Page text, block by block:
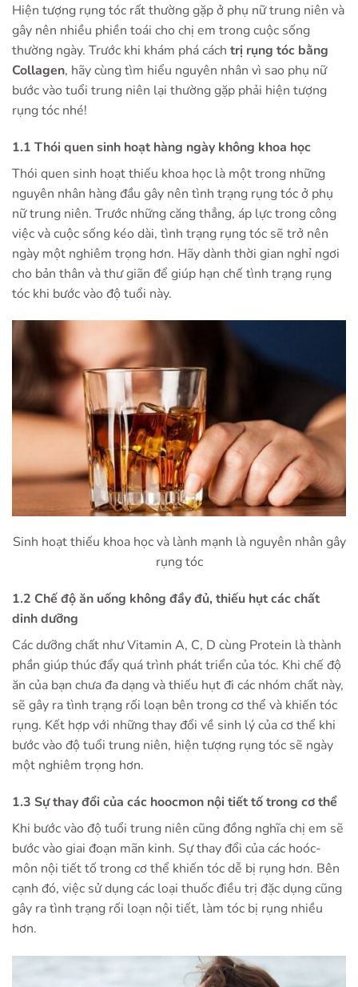
Hiện tượng rụng tóc rất thường gặp ở phụ nữ trung niên và
gây nên nhiều phiền toái cho chị em trong cuộc sống
thường ngày. Trước khi khám phá cách trị rụng tóc bằng
Collagen, hãy cùng tìm hiểu nguyên nhân vì sao phụ nữ
bước vào tuổi trung niên lại thường gặp phải hiện tượng
rụng tóc nhé!
1.1 Thói quen sinh hoạt hàng ngày không khoa học
Thói quen sinh hoạt thiếu khoa học là một trong những
nguyên nhân hàng đầu gây nên tình trạng rụng tóc ở phụ
nữ trung niên. Trước những căng thẳng, áp lực trong công
việc và cuộc sống kéo dài, tình trạng rụng tóc sẽ trở nên
ngày một nghiêm trọng hơn. Hãy dành thời gian nghỉ ngơi
cho bản thân và thư giãn để giúp hạn chế tình trạng rụng
tóc khi bước vào độ tuổi này.
Sinh hoạt thiếu khoa học và lành mạnh là nguyên nhân gây
rụng tóc
1.2 Chế độ ăn uống không đầy đủ, thiếu hụt các chất
dinh dưỡng
Các dưỡng chất như Vitamin A, C, D cùng Protein là thành
phần giúp thúc đẩy quá trình phát triển của tóc. Khi chế độ
ăn của bạn chưa đa dạng và thiếu hụt đi các nhóm chất này,
sẽ gây ra tình trạng rối loạn bên trong cơ thể và khiến tóc
rụng. Kết hợp với những thay đổi về sinh lý của cơ thể khi
bước vào độ tuổi trung niên, hiện tượng rụng tóc sẽ ngày
một nghiêm trọng hơn.
1.3 Sự thay đổi của các hoocmon nội tiết tố trong cơ thể
Khi bước vào độ tuổi trung niên cũng đồng nghĩa chị em sẽ
bước vào giai đoạn mãn kinh. Sự thay đổi của các hoóc-
môn nội tiết tố trong cơ thể khiến tóc dễ bị rụng hơn. Bên
cạnh đó, việc sử dụng các loại thuốc điều trị đặc dụng cũng
gây ra tình trạng rối loạn nội tiết, làm tóc bị rụng nhiều
hơn.